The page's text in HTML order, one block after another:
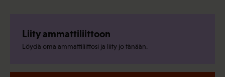
Liity ammattiliittoon
Löydä oma ammattiliittosi ja liity jo tänään.